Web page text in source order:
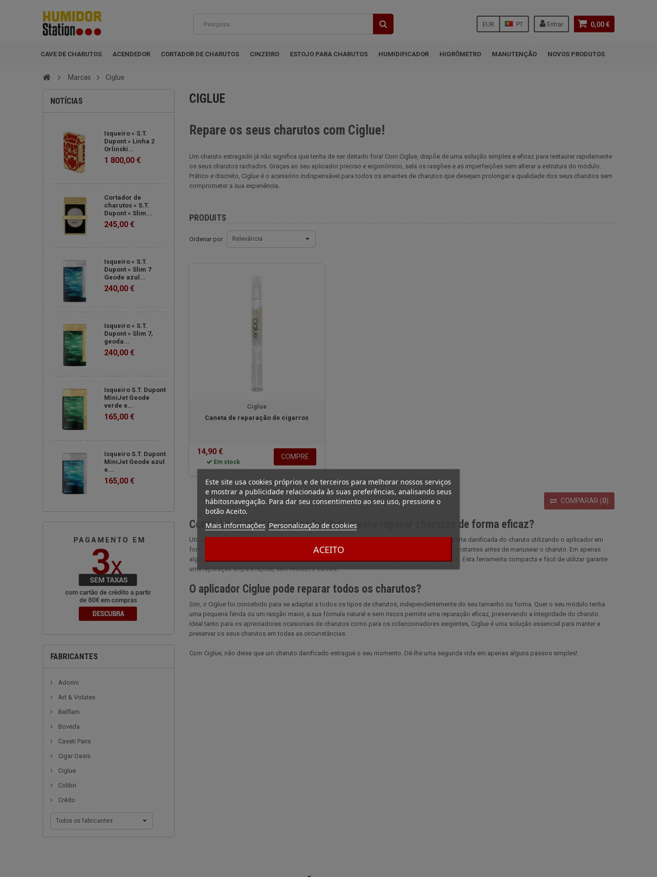
0,00 €
Entrar
PT
EUR
CAVE DE CHARUTOS ACENDEDOR CORTADOR DE CHARUTOS CINZEIRO ESTOJO PARA CHARUTOS HUMIDIFICADOR HIGRÔMETRO MANUTENÇÃO NOVOS PRODUTOS
Este site usa cookies próprios e de terceiros para melhorar nossos serviços
e mostrar a publicidade relacionada às suas preferências, analisando seus
hábitosnavegação. Para dar seu consentimento ao seu uso, pressione o
botão Aceito.
Mais informações Personalização de cookies
ACEITO
Marcas Ciglue
NOTÍCIAS
Isqueiro « S.T.
Dupont » Linha 2
Orlinski...
1 800,00 €
Cortador de
charutos « S.T.
Dupont » Slim...
245,00 €
Isqueiro « S.T.
Dupont » Slim 7
Geode azul...
240,00 €
Isqueiro « S.T.
Dupont » Slim 7,
geoda...
240,00 €
Isqueiro S.T. Dupont
MiniJet Geode
verde e...
165,00 €
Isqueiro S.T. Dupont
MiniJet Geode azul
e...
165,00 €
FABRICANTES
Adorini
Art & Volutes
Belflam
Boveda
Caseti Paris
Cigar Oasis
Ciglue
Colibri
Crédo
Todos os fabricantes
CIGLUE
Repare os seus charutos com Ciglue!
Um charuto estragado já não significa que tenha de ser deitado fora! Com Ciglue, dispõe de uma solução simples e eficaz para restaurar rapidamente
os seus charutos rachados. Graças ao seu aplicador preciso e ergonómico, sela os rasgões e as imperfeições sem alterar a estrutura do módulo.
Prático e discreto, Ciglue é o acessório indispensável para todos os amantes de charutos que desejam prolongar a qualidade dos seus charutos sem
comprometer a sua experiência.
PRODUITS
Ordenar por Relevância
Ciglue
Caneta de reparação de cigarros
14,90 €
Em stock
COMPRE
COMPARAR (0)
Como é que utilizo o aplicador Ciglue para reparar charutos de forma eficaz?
Utilizar o Ciglue é uma brincadeira de crianças. Basta aplicar uma camada fina de solução na parte danificada do charuto utilizando o aplicador em
forma de caneta com pincel incorporado. Uma vez aplicada a cola, deixe secar durante alguns instantes antes de manusear o charuto. Em apenas
alguns segundos, a fenda será preenchida, deixando o charuto intacto e pronto a ser apreciado. Esta ferramenta compacta e fácil de utilizar garante
uma reparação limpa e rápida, sem resíduos visíveis.
O aplicador Ciglue pode reparar todos os charutos?
Sim, o Ciglue foi concebido para se adaptar a todos os tipos de charutos, independentemente do seu tamanho ou forma. Quer o seu módulo tenha
uma pequena fenda ou um rasgão maior, a sua fórmula natural e sem riscos permite uma reparação eficaz, preservando a integridade do charuto.
Ideal tanto para os apreciadores ocasionais de charutos como para os coleccionadores exigentes, Ciglue é uma solução essencial para manter e
preservar os seus charutos em todas as circunstâncias.
Com Ciglue, não deixe que um charuto danificado estrague o seu momento. Dê-lhe uma segunda vida em apenas alguns passos simples!